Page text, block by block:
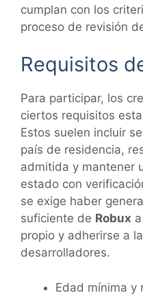
cumplan con los
proceso de revisión
Requisitos
Para participar, los
ciertos requisitos
Estos suelen incluir
país de residencia,
admitida y mantener
estado con
se exige haber
suficiente de Robux
propio y adherirse a
desarrolladores.
Edad mínima y